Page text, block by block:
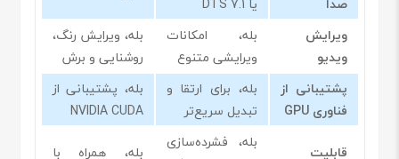
ویرایش
ویدیو
بله، امکانات
ویرایشی متنوع
بله، ویرایش رنگ،
روشنایی و برش
پشتیبانی از
فناوری GPU
بله، برای ارتقا و
تبدیل سریع‌تر
بله، پشتیبانی از
NVIDIA CUDA
قابلیت
بله، فشرده‌سازی
بله، همراه با